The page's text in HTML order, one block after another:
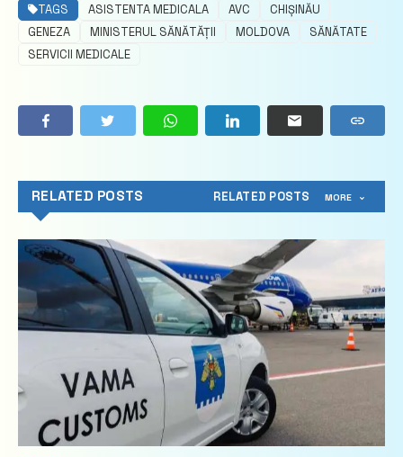
TAGS ASISTENTA MEDICALA AVC
CHIȘINĂU
GENEZA
MINISTERUL SĂNĂTĂȚII MOLDOVA
SĂNĂTATE
SERVICII MEDICALE
RELATED POSTS RELATED POSTS MORE